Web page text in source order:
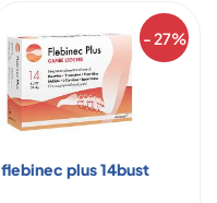
- 27%
flebinec plus 14bust